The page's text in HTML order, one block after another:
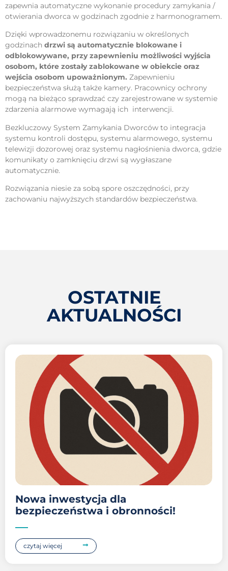
zapewnia automatyczne wykonanie procedury zamykania /
otwierania dworca w godzinach zgodnie z harmonogramem.
Dzięki wprowadzonemu rozwiązaniu w określonych
godzinach drzwi są automatycznie blokowane i
odblokowywane, przy zapewnieniu możliwości wyjścia
osobom, które zostały zablokowane w obiekcie oraz
wejścia osobom upoważnionym. Zapewnieniu
bezpieczeństwa służą także kamery. Pracownicy ochrony
mogą na bieżąco sprawdzać czy zarejestrowane w systemie
zdarzenia alarmowe wymagają ich interwencji.
Bezkluczowy System Zamykania Dworców to integracja
systemu kontroli dostępu, systemu alarmowego, systemu
telewizji dozorowej oraz systemu nagłośnienia dworca, gdzie
komunikaty o zamknięciu drzwi są wygłaszane
automatycznie.
Rozwiązania niesie za sobą spore oszczędności, przy
zachowaniu najwyższych standardów bezpieczeństwa.
OSTATNIE
AKTUALNOŚCI
Nowa inwestycja dla
bezpieczeństwa i obronności!
czytaj więcej